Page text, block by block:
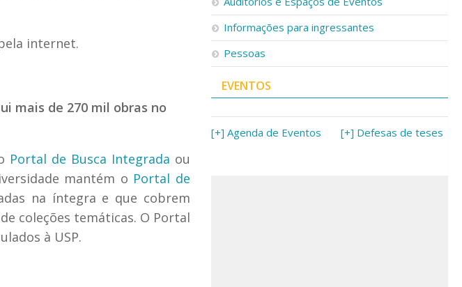
internet.
mais de 270 mil obras no
Portal de Busca Integrada ou
mantém o Portal de
na íntegra e que cobrem
coleções temáticas. O Portal
à USP.
Informações para ingressantes
Pessoas
EVENTOS
[+] Agenda de Eventos [+] Defesas de teses